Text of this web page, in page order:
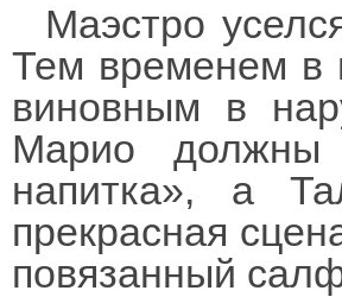
Маэстро
Тем временем в
виновным в
Марио должны
напитка», а
прекрасная
повязанный